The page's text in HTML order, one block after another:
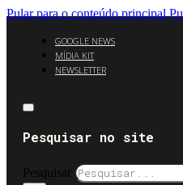
Pular para o conteúdo principal
GOOGLE NEWS
MÍDIA KIT
NEWSLETTER
Pesquisar no site
Pesquisar